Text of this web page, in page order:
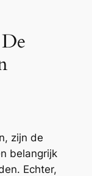
zijn de
belangrijk
Echter,